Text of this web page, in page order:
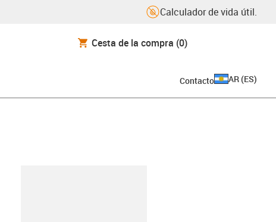
Calculador de vida útil.
Cesta de la compra (0)
Contacto AR (ES)